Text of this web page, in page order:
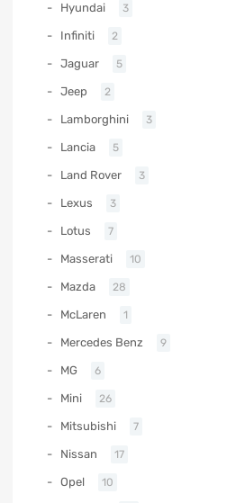
Hyundai 3
Infiniti 2
Jaguar 5
Jeep 2
Lamborghini 3
Lancia 5
Land Rover 3
Lexus 3
Lotus 7
Masserati 10
Mazda 28
McLaren 1
Mercedes Benz 9
MG 6
Mini 26
Mitsubishi 7
Nissan 17
Opel 10